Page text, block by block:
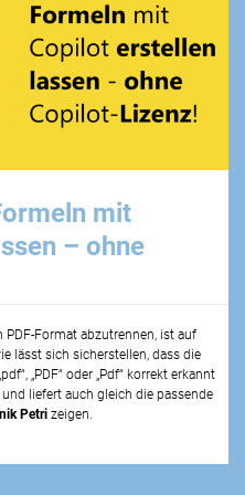
mit
– ohne
Format abzutrennen, ist auf
lässt sich sicherstellen, dass die
„PDF“ oder „Pdf“ korrekt erkannt
liefert auch gleich die passende
Petri zeigen.